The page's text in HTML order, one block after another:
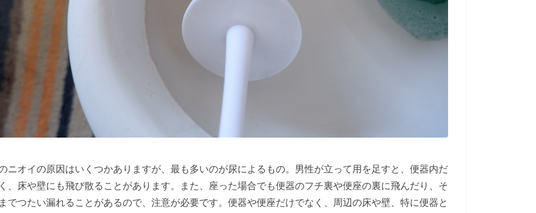
ニオイの原因はいくつかありますが、最も多いのが尿によるもの。男性が立って用を足すと、便器内だ
、床や壁にも飛び散ることがあります。また、座った場合でも便器のフチ裏や便座の裏に飛んだり、そ
でつたい漏れることがあるので、注意が必要です。便器や便座だけでなく、周辺の床や壁、特に便器と